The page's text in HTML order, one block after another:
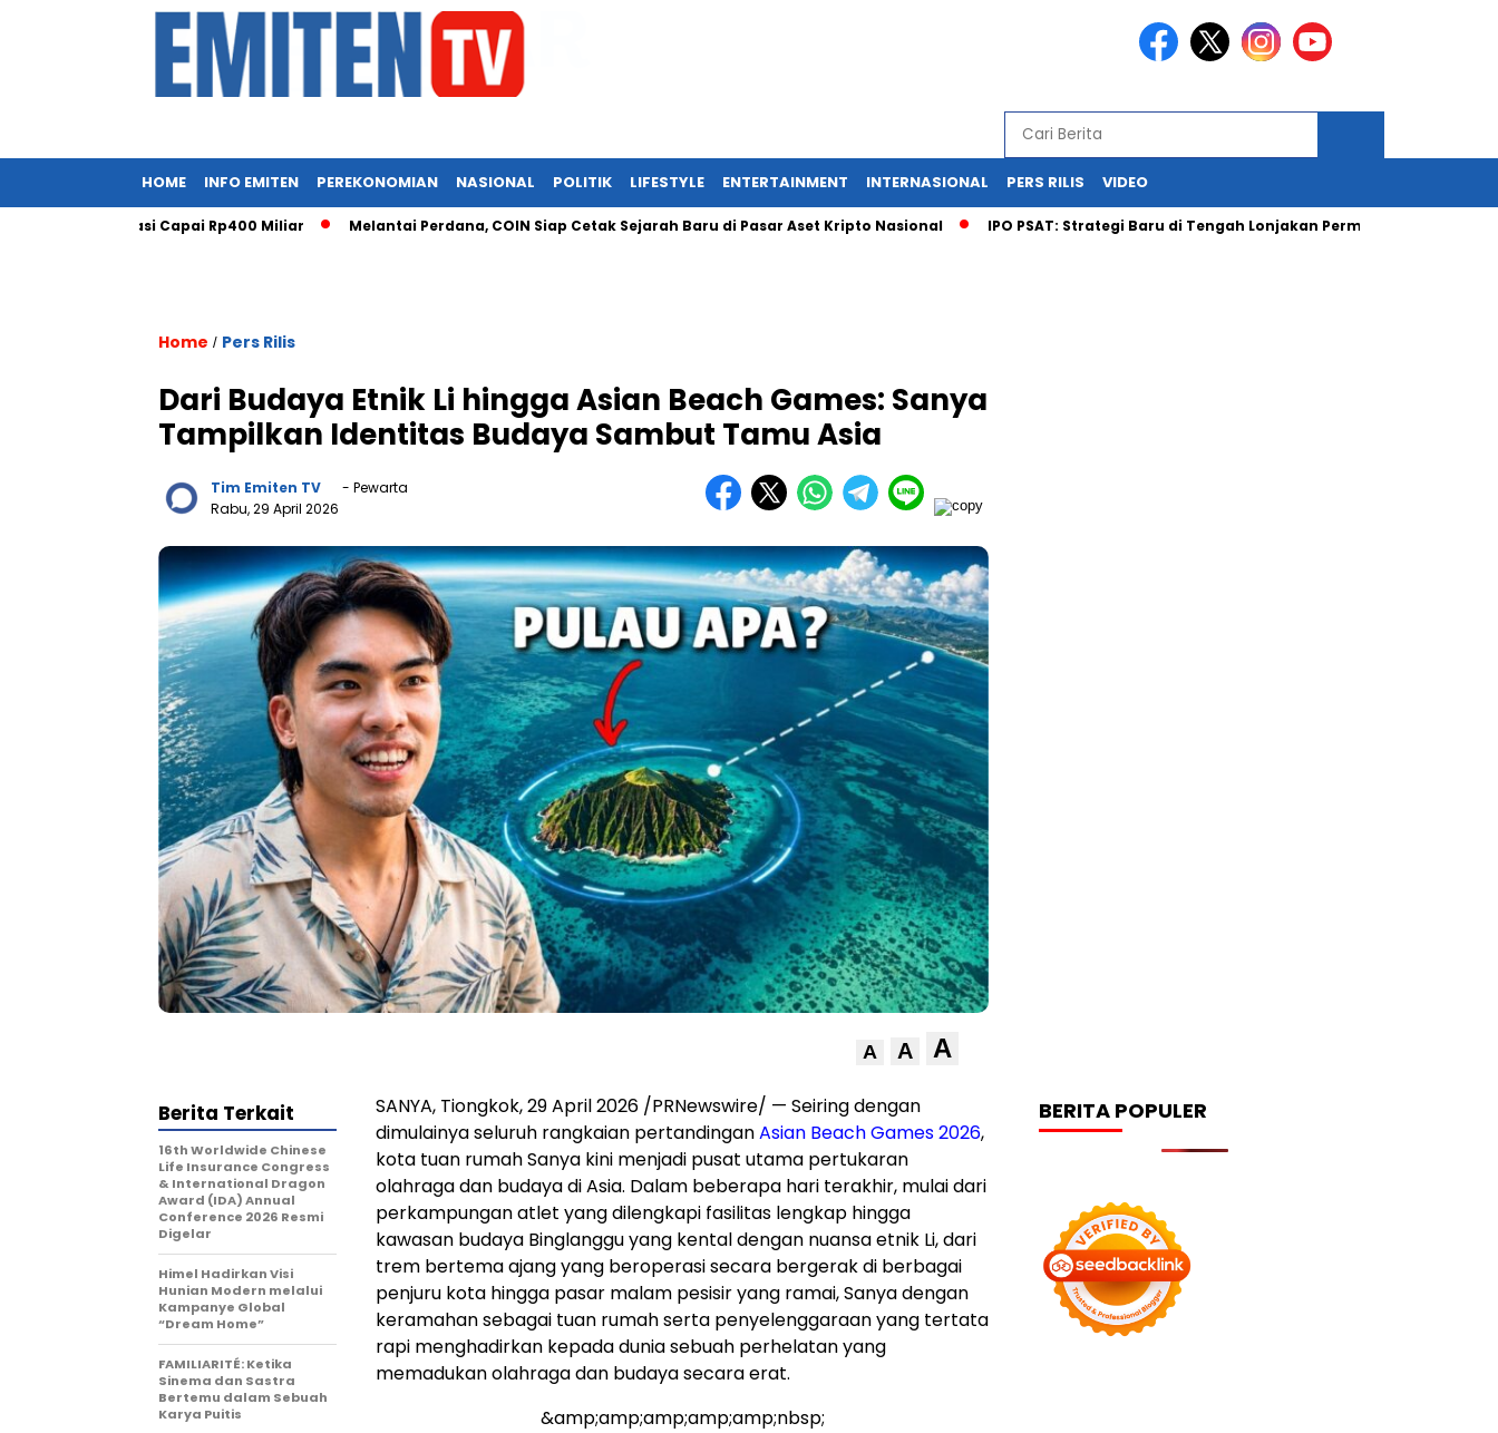
HOME INFO EMITEN PEREKONOMIAN NASIONAL POLITIK LIFESTYLE ENTERTAINMENT INTERNASIONAL PERS RILIS VIDEO
Capai Rp400 Miliar Melantai Perdana, COIN Siap Cetak Sejarah Baru di Pasar Aset Kripto Nasional IPO PSAT: Strategi Baru di Tengah Lonjakan Permintaan Batubara
Home / Pers Rilis
Dari Budaya Etnik Li hingga Asian Beach Games: Sanya
Tampilkan Identitas Budaya Sambut Tamu Asia
Tim Emiten TV
- Pewarta
Rabu, 29 April 2026
A A A
SANYA, Tiongkok,29 April 2026 /PRNewswire/ — Seiring dengan
dimulainya seluruh rangkaian pertandinganAsian Beach Games 2026,
kota tuan rumah Sanya kini menjadi pusat utama pertukaran
olahraga dan budaya di Asia. Dalam beberapa hari terakhir, mulai dari
perkampungan atlet yang dilengkapi fasilitas lengkap hingga
kawasan budaya Binglanggu yang kental dengan nuansa etnik Li, dari
trem bertema ajang yang beroperasi secara bergerak di berbagai
penjuru kota hingga pasar malam pesisir yang ramai, Sanya dengan
keramahan sebagai tuan rumah serta penyelenggaraan yang tertata
rapi menghadirkan kepada dunia sebuah perhelatan yang
memadukan olahraga dan budaya secara erat.
&amp;amp;amp;amp;amp;nbsp;
Berita Terkait
16th Worldwide Chinese
Life Insurance Congress
& International Dragon
Award (IDA) Annual
Conference 2026 Resmi
Digelar
Himel Hadirkan Visi
Hunian Modern melalui
Kampanye Global
“Dream Home”
FAMILIARITÉ: Ketika
Sinema dan Sastra
Bertemu dalam Sebuah
Karya Puitis
BERITA POPULER